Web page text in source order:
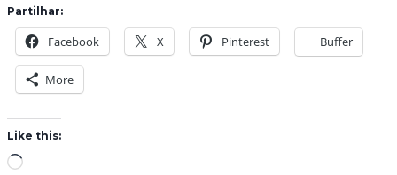
Partilhar:
Facebook X Pinterest Buffer
More
Like this:
L